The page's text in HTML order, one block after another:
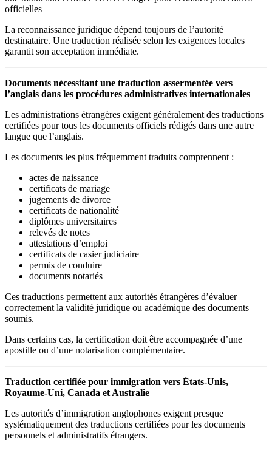
officielles
La reconnaissance juridique dépend toujours de l’autorité
destinataire. Une traduction réalisée selon les exigences locales
garantit son acceptation immédiate.
Documents nécessitant une traduction assermentée vers
l’anglais dans les procédures administratives internationales
Les administrations étrangères exigent généralement des traductions
certifiées pour tous les documents officiels rédigés dans une autre
langue que l’anglais.
Les documents les plus fréquemment traduits comprennent :
actes de naissance
certificats de mariage
jugements de divorce
certificats de nationalité
diplômes universitaires
relevés de notes
attestations d’emploi
certificats de casier judiciaire
permis de conduire
documents notariés
Ces traductions permettent aux autorités étrangères d’évaluer
correctement la validité juridique ou académique des documents
soumis.
Dans certains cas, la certification doit être accompagnée d’une
apostille ou d’une notarisation complémentaire.
Traduction certifiée pour immigration vers États-Unis,
Royaume-Uni, Canada et Australie
Les autorités d’immigration anglophones exigent presque
systématiquement des traductions certifiées pour les documents
personnels et administratifs étrangers.